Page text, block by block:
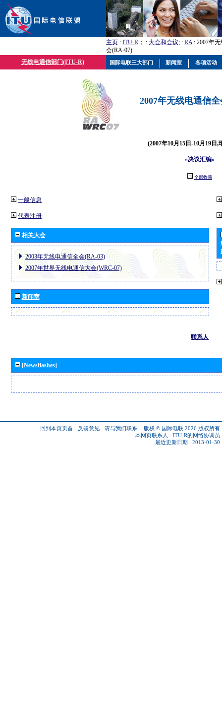
主页 : ITU-R ； : 大会和会议; : RA: 2007年
会(RA-07)
无线电通信部门(ITU-R)
2007年无线电通信
(2007年10月15日-10月19日,
«决议汇编»
全部收缩
一般信息
代表注册
相关大会
2003年无线电通信全会(RA-03)
2007年世界无线电通信大会(WRC-07)
新闻室
联系人
[Newsflashes]
回到本页页首 - 反馈意见 - 请与我们联系 - 版权 © 国际电联 2026 版权所有
本网页联系人 : ITU-R的网络协调员
最近更新日期 : 2013-01-30
国际电联三大部门 新闻室 各项活动